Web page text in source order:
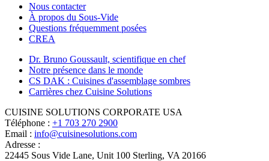
Nous contacter
À propos du Sous-Vide
Questions fréquemment posées
CREA
Dr. Bruno Goussault, scientifique en chef
Notre présence dans le monde
CS DAK : Cuisines d'assemblage sombres
Carrières chez Cuisine Solutions
CUISINE SOLUTIONS CORPORATE USA
Téléphone : +1 703 270 2900
Email : info@cuisinesolutions.com
Adresse :
22445 Sous Vide Lane, Unit 100 Sterling, VA 20166